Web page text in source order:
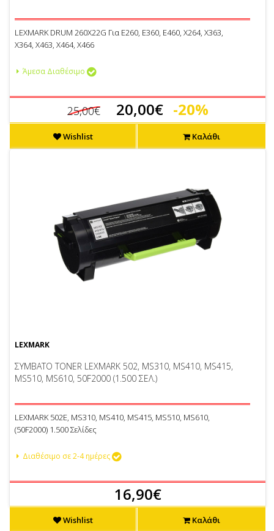
LEXMARK DRUM 260X22G Για E260, E360, E460, X264, X363,
X364, X463, X464, X466
Άμεσα Διαθέσιμο
25,00€ 20,00€ -20%
Wishlist Καλάθι
LEXMARK
ΣΥΜΒΑΤΟ TONER LEXMARK 502, MS310, MS410, MS415,
MS510, MS610, 50F2000 (1.500 ΣΕΛ.)
LEXMARK 502E, MS310, MS410, MS415, MS510, MS610,
(50F2000) 1.500 Σελίδες
Διαθέσιμο σε 2-4 ημέρες
16,90€
Wishlist Καλάθι